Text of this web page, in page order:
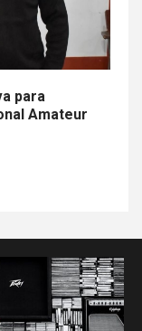
para
Amateur